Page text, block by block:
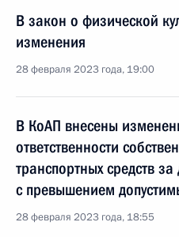
В закон о физической
изменения
28 февраля 2023 года, 19:00
В КоАП внесены
ответственности
транспортных средств
с превышением
28 февраля 2023 года, 18:55